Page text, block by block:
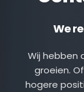
We
Wij hebben
groeien.
hogere